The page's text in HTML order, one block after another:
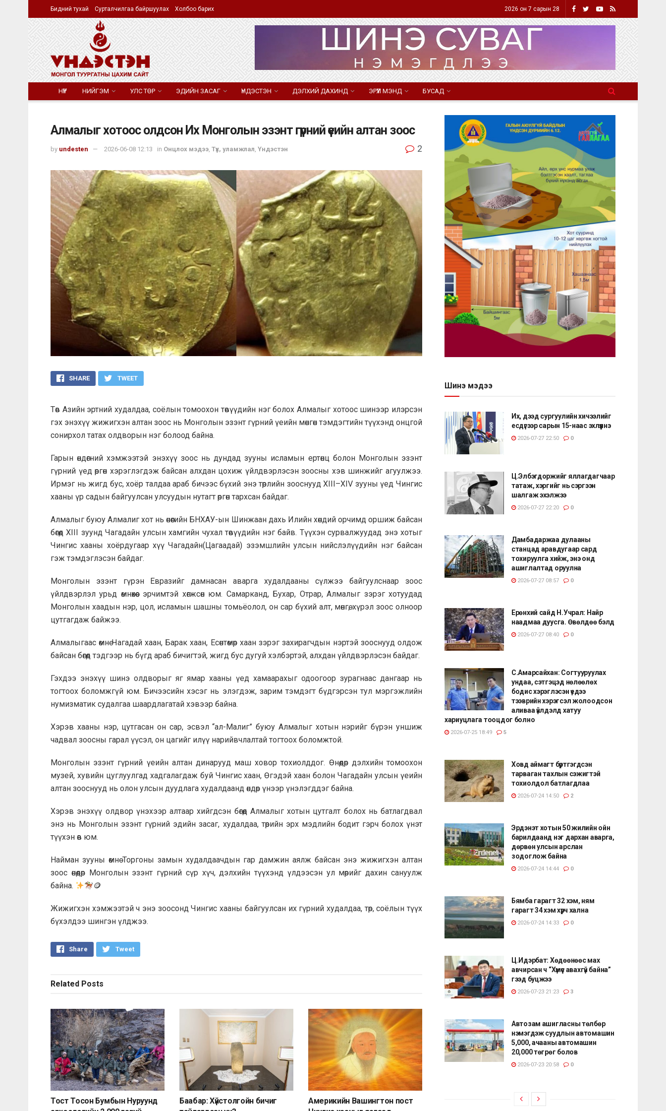
Бидний тухай Сурталчилгаа байршуулах Холбоо барих 2026 он 7 сарын 28
НҮҮР НИЙГЭМ УЛС ТӨР ЭДИЙН ЗАСАГ ҮНДЭСТЭН ДЭЛХИЙ ДАХИНД ЭРҮҮЛ МЭНД БУСАД
Алмалыг хотоос олдсон Их Монголын эзэнт гүрний үеийн алтан зоос
by undesten 2026-06-08 12:13 in Онцлох мэдээ, Түүх, уламжлал, Үндэстэн 2
SHARE TWEET
Төв Азийн эртний худалдаа, соёлын томоохон төвүүдийн нэг болох Алмалыг хотоос шинээр илэрсэн
гэх энэхүү жижигхэн алтан зоос нь Монголын эзэнт гүрний үеийн мөнгөн тэмдэгтийн түүхэнд онцгой
сонирхол татах олдворын нэг болоод байна.
Гарын өндөгний хэмжээтэй энэхүү зоос нь дундад зууны исламын ертөнц болон Монголын эзэнт
гүрний үед өргөн хэрэглэгдэж байсан алхдан цохиж үйлдвэрлэсэн зоосны хэв шинжийг агуулжээ.
Ирмэг нь жигд бус, хоёр талдаа араб бичээс бүхий энэ төрлийн зооснууд XIII–XIV зууны үед Чингис
хааны үр садын байгуулсан улсуудын нутагт өргөн тархсан байдаг.
Алмалыг буюу Алмалиг хот нь өнөөгийн БНХАУ-ын Шинжаан дахь Илийн хөндий орчимд оршиж байсан
бөгөөд XIII зуунд Чагадайн улсын хамгийн чухал төвүүдийн нэг байв. Түүхэн сурвалжуудад энэ хотыг
Чингис хааны хоёрдугаар хүү Чагадайн(Цагаадай) эзэмшлийн улсын нийслэлүүдийн нэг байсан
гэж тэмдэглэсэн байдаг.
Монголын эзэнт гүрэн Евразийг дамнасан аварга худалдааны сүлжээ байгуулснаар зоос
үйлдвэрлэл урьд өмнөхөөс эрчимтэй хөгжсөн юм. Самарканд, Бухар, Отрар, Алмалыг зэрэг хотуудад
Монголын хаадын нэр, цол, исламын шашны томьёолол, он сар бүхий алт, мөнгө, хүрэл зоос олноор
цутгагдаж байжээ.
Алмалыгаас өмнө Чагадай хаан, Барак хаан, Есөнтөмөр хаан зэрэг захирагчдын нэртэй зооснууд олдож
байсан бөгөөд тэдгээр нь бүгд араб бичигтэй, жигд бус дугуй хэлбэртэй, алхдан үйлдвэрлэсэн байдаг.
Гэхдээ энэхүү шинэ олдворыг яг ямар хааны үед хамаарахыг одоогоор зурагнаас дангаар нь
тогтоох боломжгүй юм. Бичээсийн хэсэг нь элэгдэж, зарим тэмдэгт бүдгэрсэн тул мэргэжлийн
нумизматик судалгаа шаардлагатай хэвээр байна.
Хэрэв хааны нэр, цутгасан он сар, эсвэл “ал-Малиг” буюу Алмалыг хотын нэрийг бүрэн уншиж
чадвал зоосны гарал үүсэл, он цагийг илүү нарийвчлалтай тогтоох боломжтой.
Монголын эзэнт гүрний үеийн алтан динарууд маш ховор тохиолддог. Өнөөдөр дэлхийн томоохон
музей, хувийн цуглуулгад хадгалагдаж буй Чингис хаан, Өгэдэй хаан болон Чагадайн улсын үеийн
алтан зооснууд нь олон улсын дуудлага худалдаанд өндөр үнээр үнэлэгддэг байна.
Хэрэв энэхүү олдвор үнэхээр алтаар хийгдсэн бөгөөд Алмалыг хотын цутгалт болох нь батлагдвал
энэ нь Монголын эзэнт гүрний эдийн засаг, худалдаа, төрийн эрх мэдлийн бодит гэрч болох үнэт
түүхэн өв юм.
Найман зууны өмнө Торгоны замын худалдаачдын гар дамжин аялж байсан энэ жижигхэн алтан
зоос өнөөдөр Монголын эзэнт гүрний сүр хүч, дэлхийн түүхэнд үлдээсэн ул мөрийг дахин сануулж
байна.
🪙
Жижигхэн хэмжээтэй ч энэ зоосонд Чингис хааны байгуулсан их гүрний худалдаа, төр, соёлын түүх
бүхэлдээ шингэн үлджээ.
Share Tweet
Related Posts
Тост Тосон Бумбын Нуруунд
Баабар: Хүйстолгойн бичиг
Америкийн Вашингтон пост
Шинэ мэдээ
Их, дээд сургуулийн хичээлийг
есдүгээр сарын 15-наас эхлүүлнэ
2026-07-27 22:50 0
Ц.Элбэгдоржийг яллагдагчаар
татаж, хэргийг нь сэргээн
шалгаж эхэлжээ
2026-07-27 22:20 0
Дамбадаржаа дулааны
станцад аравдугаар сард
тохируулга хийж, энэ онд
ашиглалтад оруулна
2026-07-27 08:57 0
Ерөнхий сайд Н.Учрал: Найр
наадмаа дуусга. Өвөлдөө бэлд
2026-07-27 08:40 0
С.Амарсайхан: Согтууруулах
ундаа, сэтгэцэд нөлөөлөх
бодис хэрэглэсэн үедээ
тээврийн хэрэгсэл жолоодсон
аливаа үйлдэлд хатуу
хариуцлага тооцдог болно
2026-07-25 18:49 5
Ховд аймагт бүртгэгдсэн
тарваган тахлын сэжигтэй
тохиолдол батлагдлаа
2026-07-24 14:50 2
Эрдэнэт хотын 50 жилийн ойн
барилдаанд нэг дархан аварга,
дөрвөн улсын арслан
зодоглож байна
2026-07-24 14:44 0
Бямба гарагт 32 хэм, ням
гарагт 34 хэм хүрч хална
2026-07-24 14:33 0
Ц.Идэрбат: Хөдөөнөөс мах
авчирсан ч “Хүмүүс авахгүй байна”
гээд буцжээ
2026-07-23 21:23 3
Автозам ашигласны төлбөр
нэмэгдэж суудлын автомашин
5,000, ачааны автомашин
20,000 төгрөг болов
2026-07-23 20:58 0